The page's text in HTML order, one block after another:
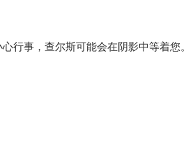
行事，查尔斯可能会在阴影中等着您。